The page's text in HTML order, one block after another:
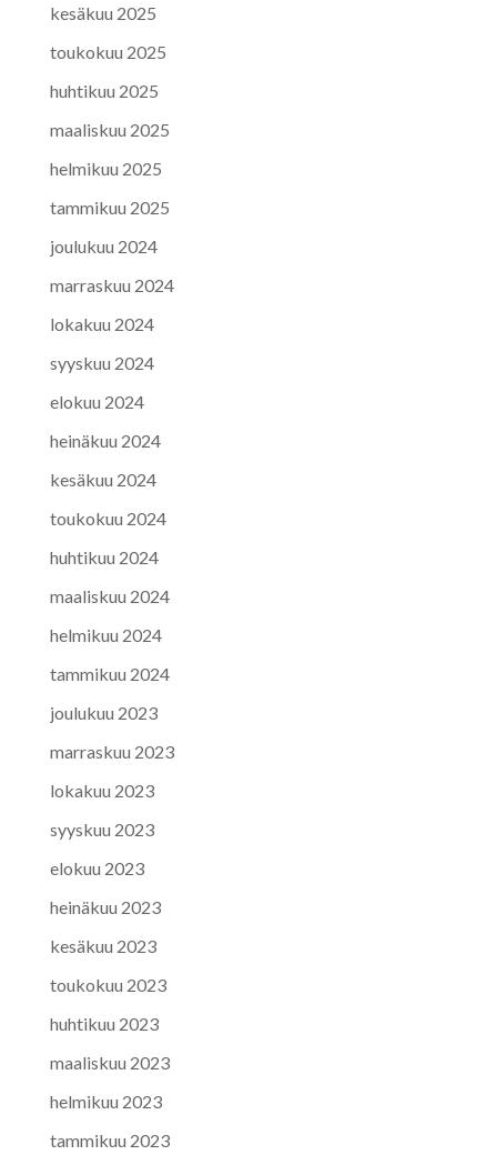
kesäkuu 2025
toukokuu 2025
huhtikuu 2025
maaliskuu 2025
helmikuu 2025
tammikuu 2025
joulukuu 2024
marraskuu 2024
lokakuu 2024
syyskuu 2024
elokuu 2024
heinäkuu 2024
kesäkuu 2024
toukokuu 2024
huhtikuu 2024
maaliskuu 2024
helmikuu 2024
tammikuu 2024
joulukuu 2023
marraskuu 2023
lokakuu 2023
syyskuu 2023
elokuu 2023
heinäkuu 2023
kesäkuu 2023
toukokuu 2023
huhtikuu 2023
maaliskuu 2023
helmikuu 2023
tammikuu 2023